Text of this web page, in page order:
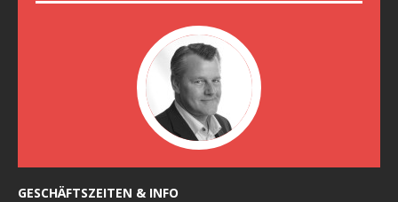
GESCHÄFTSZEITEN & INFO